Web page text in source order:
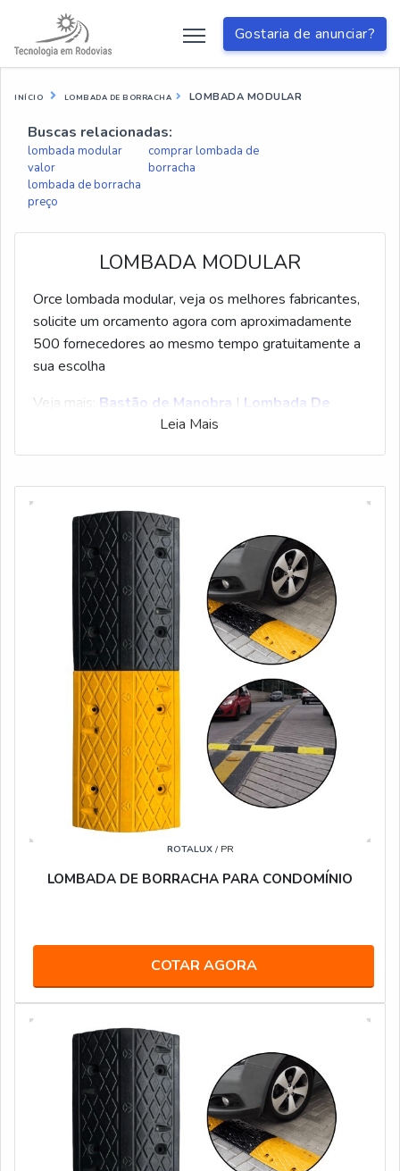
Gostaria de anunciar?
INÍCIO LOMBADA DE BORRACHA LOMBADA MODULAR
Buscas relacionadas:
lombada modular
valor
comprar lombada de
borracha
lombada de borracha
preço
LOMBADA MODULAR
Orce lombada modular, veja os melhores fabricantes,
solicite um orcamento agora com aproximadamente
500 fornecedores ao mesmo tempo gratuitamente a
sua escolha
Veja mais: Bastão de Manobra | Lombada De
Cantoneira De Borracha
Leia Mais
ROTALUX/ PR
LOMBADA DE BORRACHA PARA CONDOMÍNIO
COTAR AGORA